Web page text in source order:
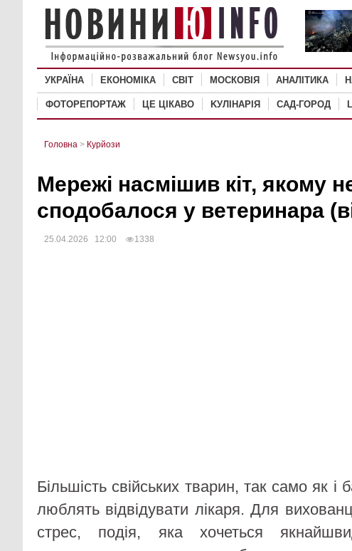
УКРАЇНА ЕКОНОМІКА СВІТ MОСКОВІЯ АНАЛІТИКА
ФОТОРЕПОРТАЖ ЦЕ ЦІКАВО KУЛІНАРІЯ САД-ГОРОД
Головна > Курйози
Мережі насмішив кіт, якому
сподобалося у ветеринара
25.04.2026 12:00 1338
Більшість свійських тварин, так само як і
люблять відвідувати лікаря. Для
стрес, подія, яка хочеться